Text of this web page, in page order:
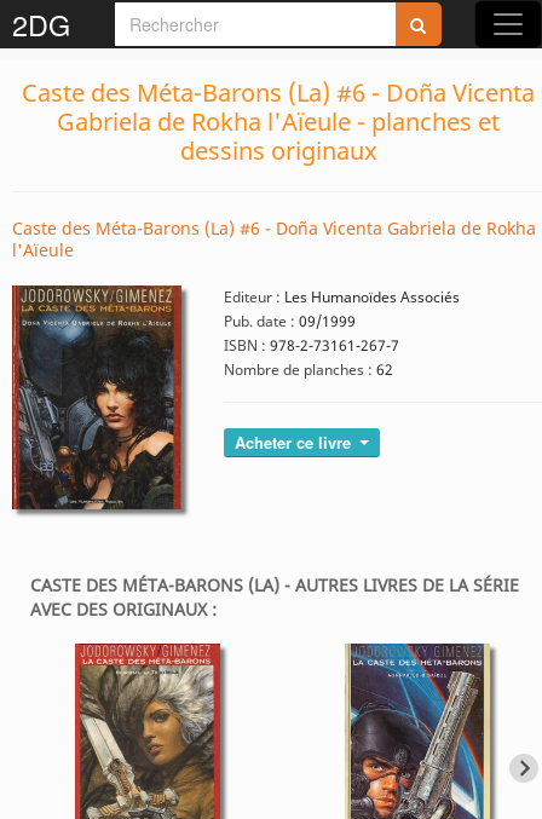
2DG
Caste des Méta-Barons (La) #6 - Doña Vicenta
Gabriela de Rokha l'Aïeule - planches et
dessins originaux
Caste des Méta-Barons (La) #6 - Doña Vicenta Gabriela de Rokha
l'Aïeule
Editeur : Les Humanoïdes Associés
Pub. date : 09/1999
ISBN : 978-2-73161-267-7
Nombre de planches : 62
Acheter ce livre
CASTE DES MÉTA-BARONS (LA) - AUTRES LIVRES DE LA SÉRIE
AVEC DES ORIGINAUX :